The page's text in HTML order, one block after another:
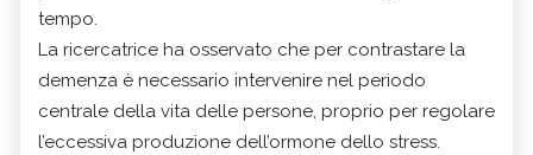
tempo.
La ricercatrice ha osservato che per contrastare la
demenza è necessario intervenire nel periodo
centrale della vita delle persone, proprio per regolare
l’eccessiva produzione dell’ormone dello stress.